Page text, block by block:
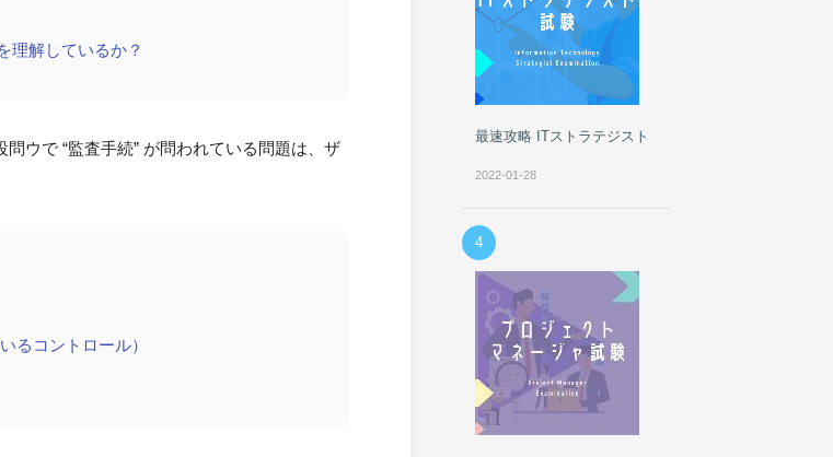
理解しているか？
ウで “監査手続” が問われている問題は、ザ
コントロール）
最速攻略 ITストラテジスト
2022-01-28
4